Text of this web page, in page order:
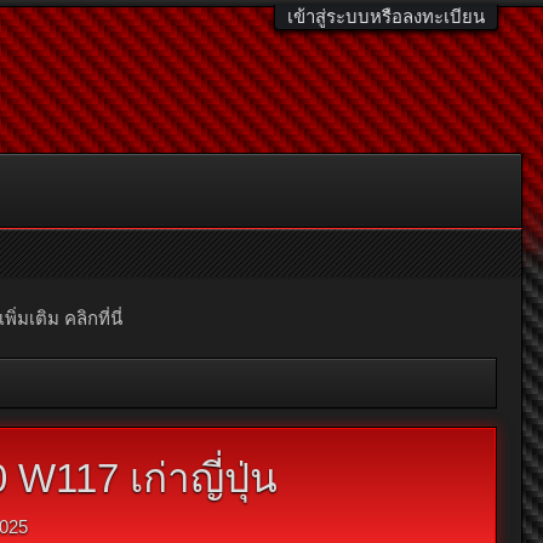
เข้าสู่ระบบหรือลงทะเบียน
พิ่มเติม คลิกที่นี่
เก่าญี่ปุ่น